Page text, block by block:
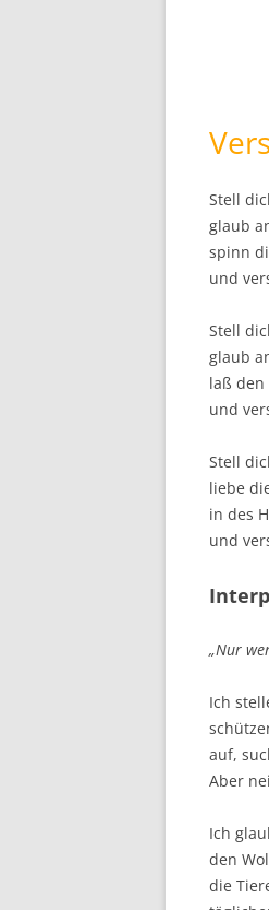
Stell
glaub
spinn
und
Stell
glaub
laß
und
Stell
liebe
in des
und
„Nur
Ich
auf,
Aber
Ich
den
die